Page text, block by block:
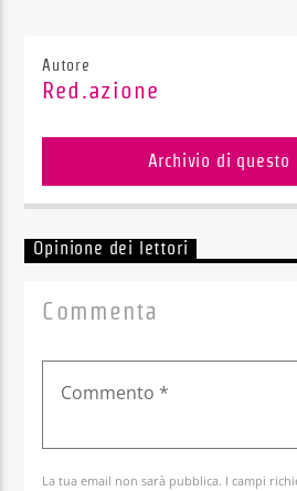
Autore
Red.azione
Archivio di questo
Opinione dei lettori
Commenta
La tua email non sarà pubblica. I campi